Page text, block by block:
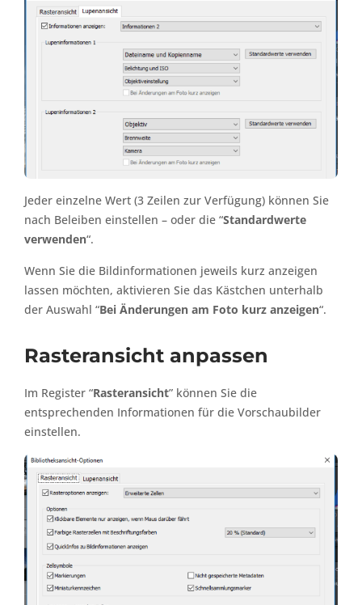
Jeder einzelne Wert (3 Zeilen zur Verfügung) können Sie
nach Beleiben einstellen – oder die “Standardwerte
verwenden“.
Wenn Sie die Bildinformationen jeweils kurz anzeigen
lassen möchten, aktivieren Sie das Kästchen unterhalb
der Auswahl “Bei Änderungen am Foto kurz anzeigen“.
Rasteransicht anpassen
Im Register “Rasteransicht” können Sie die
entsprechenden Informationen für die Vorschaubilder
einstellen.